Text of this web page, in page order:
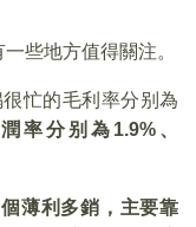
些地方值得關注。
忙的毛利率分别為
率分别為 1.9% 、
薄利多銷，主要靠